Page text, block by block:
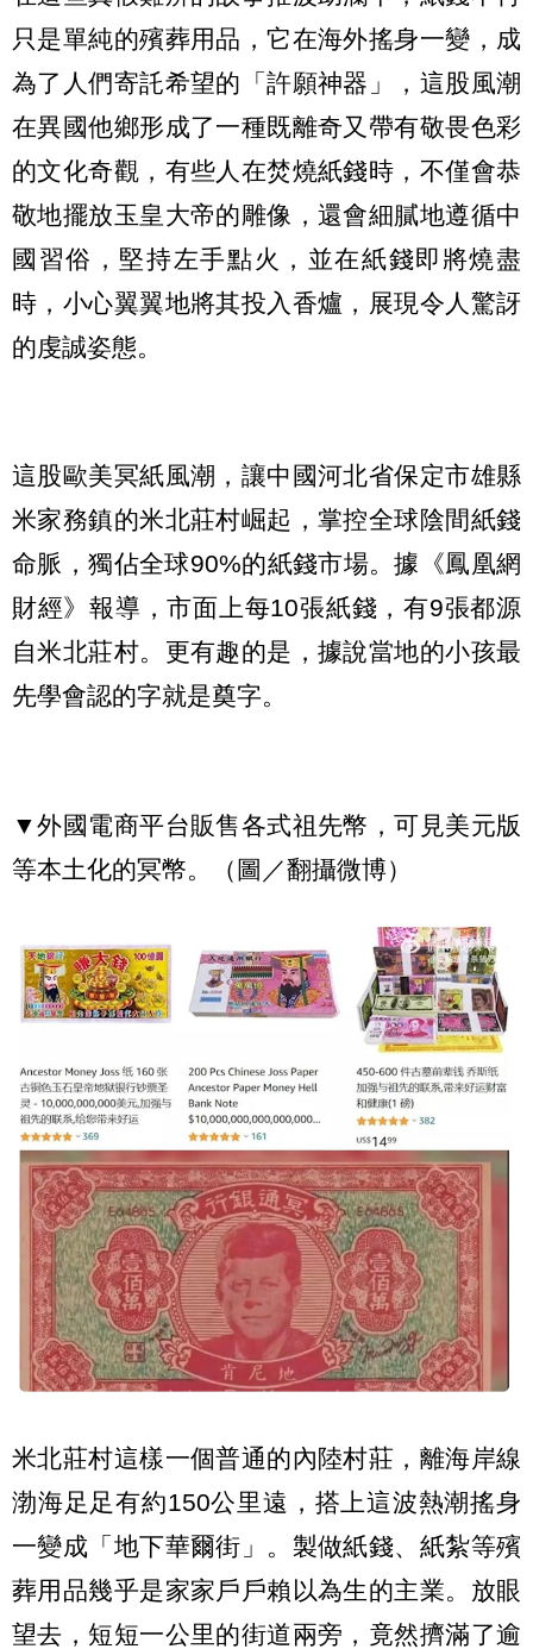
只是單純的殯葬用品，它在海外搖身一變，成
為了人們寄託希望的「許願神器」，這股風潮
在異國他鄉形成了一種既離奇又帶有敬畏色彩
的文化奇觀，有些人在焚燒紙錢時，不僅會恭
敬地擺放玉皇大帝的雕像，還會細膩地遵循中
國習俗，堅持左手點火，並在紙錢即將燒盡
時，小心翼翼地將其投入香爐，展現令人驚訝
的虔誠姿態。
這股歐美冥紙風潮，讓中國河北省保定市雄縣
米家務鎮的米北莊村崛起，掌控全球陰間紙錢
命脈，獨佔全球90%的紙錢市場。據《鳳凰網
財經》報導，市面上每10張紙錢，有9張都源
自米北莊村。更有趣的是，據說當地的小孩最
先學會認的字就是奠字。
▼外國電商平台販售各式祖先幣，可見美元版
等本土化的冥幣。（圖／翻攝微博）
米北莊村這樣一個普通的內陸村莊，離海岸線
渤海足足有約150公里遠，搭上這波熱潮搖身
一變成「地下華爾街」。製做紙錢、紙紮等殯
葬用品幾乎是家家戶戶賴以為生的主業。放眼
望去，短短一公里的街道兩旁，竟然擠滿了逾